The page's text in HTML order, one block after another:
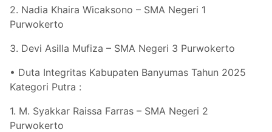
2. Nadia Khaira Wicaksono – SMA Negeri 1
Purwokerto
3. Devi Asilla Mufiza – SMA Negeri 3 Purwokerto
• Duta Integritas Kabupaten Banyumas Tahun 2025
Kategori Putra :
1. M. Syakkar Raissa Farras – SMA Negeri 2
Purwokerto